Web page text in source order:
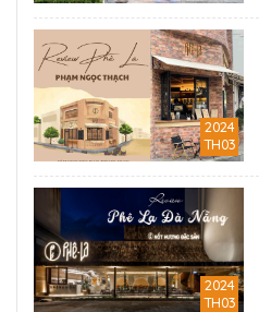
2024
TH03
2024
TH03